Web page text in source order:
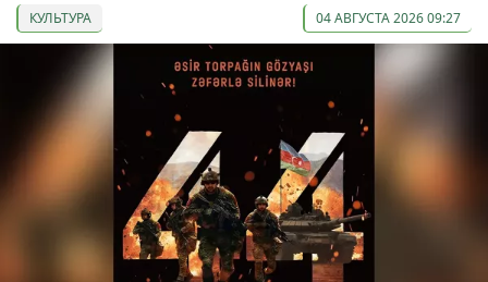
КУЛЬТУРА 04 АВГУСТА 2026 09:27